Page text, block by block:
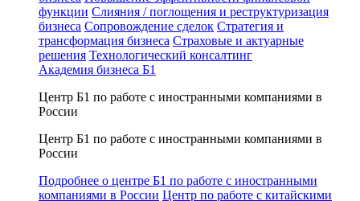
функции Слияния / поглощения и реструктуризация
бизнеса Сопровождение сделок Стратегия и
трансформация бизнеса Страховые и актуарные
решения Технологический консалтинг
Академия бизнеса Б1
Центр Б1 по работе с иностранными компаниями в
России
Центр Б1 по работе с иностранными компаниями в
России
Подробнее о центре Б1 по работе с иностранными
компаниями в России Центр по работе с китайскими